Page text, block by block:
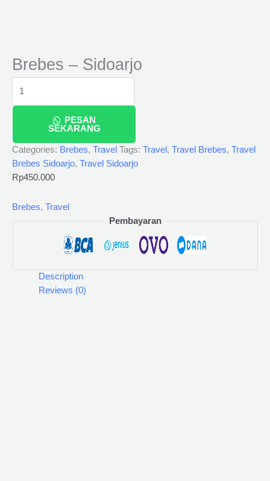
Brebes – Sidoarjo
PESAN
SEKARANG
Categories: Brebes, Travel Tags: Travel , Travel Brebes, Travel
Brebes Sidoarjo, Travel Sidoarjo
Rp450.000
Brebes, Travel
Pembayaran
Description
Reviews (0)